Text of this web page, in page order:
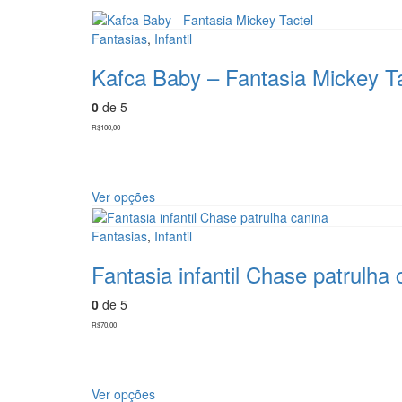
podem
ser
na
página
Fantasias, Infantil
Kafca Baby – Fantasia Mickey
0 de 5
R$100,00
Ver opçõesEste
produto
tem
variantes.
As
página
Fantasias, Infantil
Fantasia infantil Chase patrulha
0 de 5
R$70,00
Ver opçõesEste